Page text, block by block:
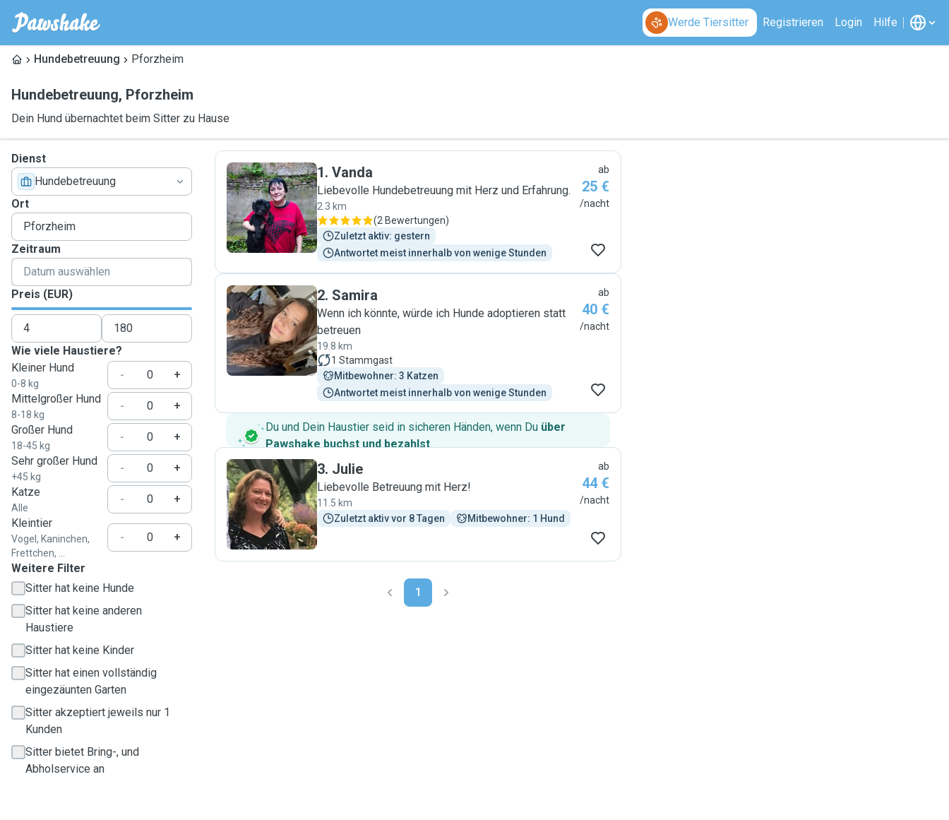
Werde Tiersitter Registrieren Login Hilfe
Hundebetreuung Pforzheim
Hundebetreuung, Pforzheim
Dein Hund übernachtet beim Sitter zu Hause
Dienst
Hundebetreuung
Ort
Zeitraum
Preis (EUR)
Wie viele Haustiere?
Kleiner Hund
0-8 kg
-
+
Mittelgroßer Hund
8-18 kg
-
+
Großer Hund
18-45 kg
-
+
Sehr großer Hund
+45 kg
-
+
Katze
Alle
-
+
Kleintier
Vogel, Kaninchen,
Frettchen, ...
- +
Weitere Filter
Sitter hat keine Hunde
Sitter hat keine anderen
Haustiere
Sitter hat keine Kinder
Sitter hat einen vollständig
eingezäunten Garten
Sitter akzeptiert jeweils nur 1
Kunden
Sitter bietet Bring-, und
Abholservice an
V
1. Vanda
Liebevolle Hundebetreuung mit Herz und Erfahrung.
2.3 km
(2 Bewertungen)
Zuletzt aktiv: gestern
Antwortet meist innerhalb von wenige Stunden
ab
25 €
/nacht
S
2. Samira
Wenn ich könnte, würde ich Hunde adoptieren statt
betreuen
19.8 km
1 Stammgast
Mitbewohner: 3 Katzen
Antwortet meist innerhalb von wenige Stunden
ab
40 €
/nacht
Du und Dein Haustier seid in sicheren Händen, wenn Du über
Pawshake buchst und bezahlst.
J
3. Julie
Liebevolle Betreuung mit Herz!
11.5 km
Zuletzt aktiv vor 8 Tagen
Mitbewohner: 1 Hund
ab
44 €
/nacht
1